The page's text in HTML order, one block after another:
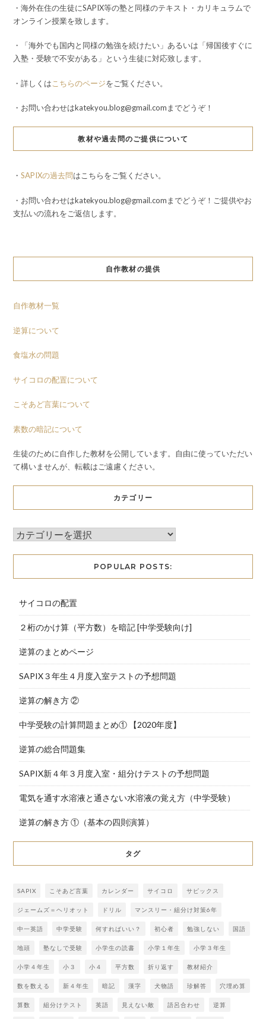
・海外在住の生徒にSAPIX等の塾と同様のテキスト・カリキュラムで
オンライン授業を致します。
・「海外でも国内と同様の勉強を続けたい」あるいは「帰国後すぐに
入塾・受験で不安がある」という生徒に対応致します。
・詳しくは こちらのページをご覧ください。
・お問い合わせはkatekyou.blog@gmail.comまでどうぞ！
教材や過去問のご提供について
・ SAPIXの過去問はこちらをご覧ください。
・お問い合わせはkatekyou.blog@gmail.comまでどうぞ！ご提供やお
支払いの流れをご返信します。
自作教材の提供
自作教材一覧
逆算について
食塩水の問題
サイコロの配置について
こそあど言葉について
素数の暗記について
生徒のために自作した教材を公開しています。自由に使っていただい
て構いませんが、転載はご遠慮ください。
カテゴリー
POPULAR POSTS:
サイコロの配置
２桁のかけ算（平方数）を暗記 [中学受験向け]
逆算のまとめページ
SAPIX３年生４月度入室テストの予想問題
逆算の解き方 ②
中学受験の計算問題まとめ① 【2020年度】
逆算の総合問題集
SAPIX新４年３月度入室・組分けテストの予想問題
電気を通す水溶液と通さない水溶液の覚え方（中学受験）
逆算の解き方 ①（基本の四則演算）
タグ
SAPIX こそあど言葉 カレンダー サイコロ サピックス
ジェームズ＝ヘリオット ドリル マンスリー・組分け対策6年
中一英語 中学受験 何すればいい？ 初心者 勉強しない 国語
地頭 塾なしで受験 小学生の読書 小学１年生 小学３年生
小学４年生 小３ 小４ 平方数 折り返す 教材紹介
数を数える 新４年生 暗記 漢字 犬物語 珍解答 穴埋め算
算数 組分けテスト 英語 見えない敵 語呂合わせ 逆算